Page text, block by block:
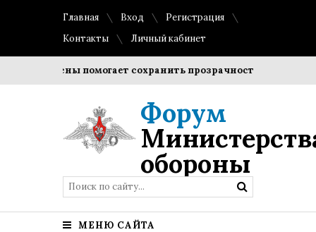
Главная Вход
Регистрация
Контакты
Личный кабинет
гигиены помогает сохранить прозрачность и форму
Форум
обороны
МЕНЮ САЙТА